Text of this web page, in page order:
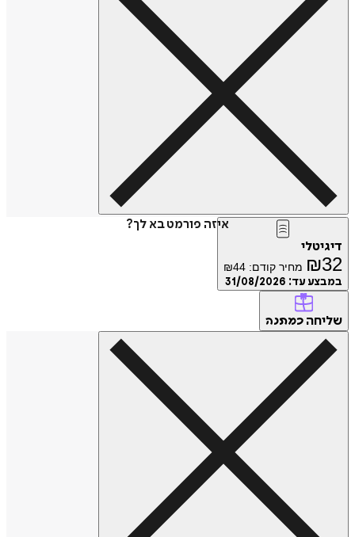
איזה פורמט בא לך?
דיגיטלי
₪32 מחיר קודם: ₪44
במבצע עד: 31/08/2026
שליחה כמתנה